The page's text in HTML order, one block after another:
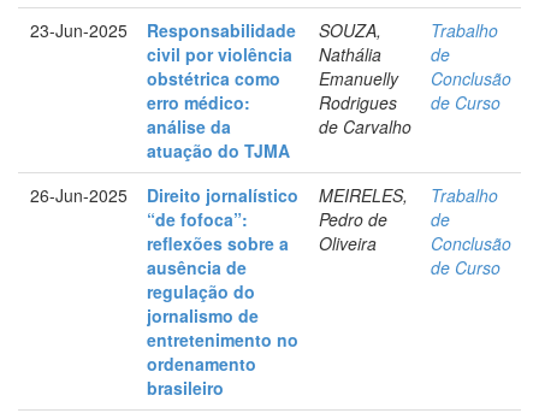
23-Jun-2025
Responsabilidade
civil por violência
obstétrica como
erro médico:
análise da
atuação do TJMA
SOUZA,
Nathália
Emanuelly
Rodrigues
de Carvalho
Trabalho
de
Conclusão
de Curso
26-Jun-2025
Direito jornalístico
“de fofoca”:
reflexões sobre a
ausência de
regulação do
jornalismo de
entretenimento no
ordenamento
brasileiro
MEIRELES,
Pedro de
Oliveira
Trabalho
de
Conclusão
de Curso